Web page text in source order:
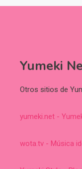
Yumeki
Otros sitios de
yumeki.net -
wota.tv - Música